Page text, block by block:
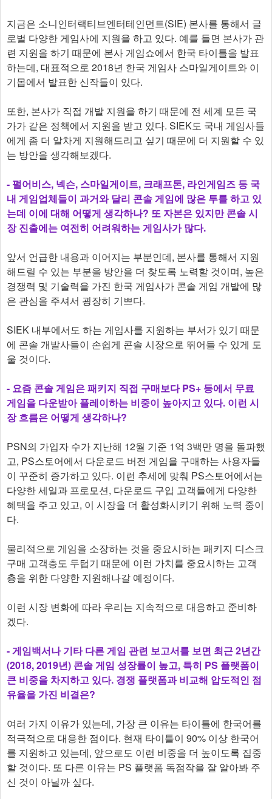
지금은 소니인터랙티브엔터테인먼트(SIE) 본사를 통해서 글
로벌 다양한 게임사에 지원을 하고 있다. 예를 들면 본사가 관
련 지원을 하기 때문에 본사 게임쇼에서 한국 타이틀을 발표
하는데, 대표적으로 2018년 한국 게임사 스마일게이트와 이
기몹에서 발표한 신작들이 있다.
또한, 본사가 직접 개발 지원을 하기 때문에 전 세계 모든 국
가가 같은 정책에서 지원을 받고 있다. SIEK도 국내 게임사들
에게 좀 더 알차게 지원해드리고 싶기 때문에 더 지원할 수 있
는 방안을 생각해보겠다.
- 펄어비스, 넥슨, 스마일게이트, 크래프톤, 라인게임즈 등 국
내 게임업체들이 과거와 달리 콘솔 게임에 많은 투를 하고 있
는데 이에 대해 어떻게 생각하나? 또 자본은 있지만 콘솔 시
장 진출에는 여전히 어려워하는 게임사가 많다.
앞서 언급한 내용과 이어지는 부분인데, 본사를 통해서 지원
해드릴 수 있는 부분을 방안을 더 찾도록 노력할 것이며, 높은
경쟁력 및 기술력을 가진 한국 게임사가 콘솔 게임 개발에 많
은 관심을 주셔서 굉장히 기쁘다.
SIEK 내부에서도 하는 게임사를 지원하는 부서가 있기 때문
에 콘솔 개발사들이 손쉽게 콘솔 시장으로 뛰어들 수 있게 도
울 것이다.
- 요즘 콘솔 게임은 패키지 직접 구매보다 PS+ 등에서 무료
게임을 다운받아 플레이하는 비중이 높아지고 있다. 이런 시
장 흐름은 어떻게 생각하나?
PSN의 가입자 수가 지난해 12월 기준 1억 3백만 명을 돌파했
고, PS스토어에서 다운로드 버전 게임을 구매하는 사용자들
이 꾸준히 증가하고 있다. 이런 추세에 맞춰 PS스토어에서는
다양한 세일과 프로모션, 다운로드 구입 고객들에게 다양한
혜택을 주고 있고, 이 시장을 더 활성화시키기 위해 노력 중이
다.
물리적으로 게임을 소장하는 것을 중요시하는 패키지 디스크
구매 고객층도 두텁기 때문에 이런 가치를 중요시하는 고객
층을 위한 다양한 지원해나갈 예정이다.
이런 시장 변화에 따라 우리는 지속적으로 대응하고 준비하
겠다.
- 게임백서나 기타 다른 게임 관련 보고서를 보면 최근 2년간
(2018, 2019년) 콘솔 게임 성장률이 높고, 특히 PS 플랫폼이
큰 비중을 차지하고 있다. 경쟁 플랫폼과 비교해 압도적인 점
유율을 가진 비결은?
여러 가지 이유가 있는데, 가장 큰 이유는 타이틀에 한국어를
적극적으로 대응한 점이다. 현재 타이틀이 90% 이상 한국어
를 지원하고 있는데, 앞으로도 이런 비중을 더 높이도록 집중
할 것이다. 또 다른 이유는 PS 플랫폼 독점작을 잘 알아봐 주
신 것이 아닐까 싶다.